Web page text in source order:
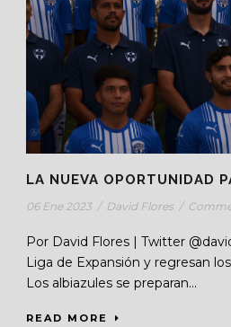
LA NUEVA OPORTUNIDAD
06 Ene 2023 / David Flores /
Por David Flores | Twitter
Liga de Expansión y regresan
Los albiazules se preparan...
READ MORE